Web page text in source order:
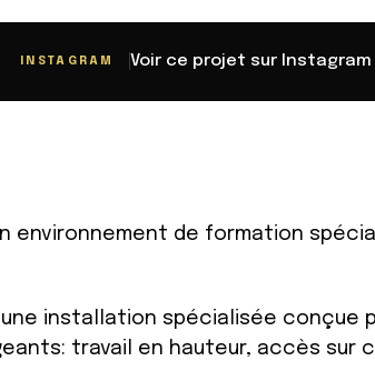
INSTAGRAM Voir ce projet sur Instagram
environnement de formation
une installation spécialisée conçue
travail en hauteur, accès sur